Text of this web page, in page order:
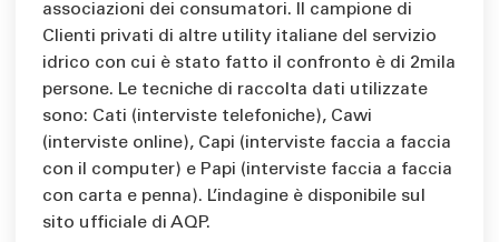
associazioni dei consumatori. Il campione di
Clienti privati di altre utility italiane del servizio
idrico con cui è stato fatto il confronto è di 2mila
persone. Le tecniche di raccolta dati utilizzate
sono: Cati (interviste telefoniche), Cawi
(interviste online), Capi (interviste faccia a faccia
con il computer) e Papi (interviste faccia a faccia
con carta e penna). L’indagine è disponibile sul
sito ufficiale di AQP.